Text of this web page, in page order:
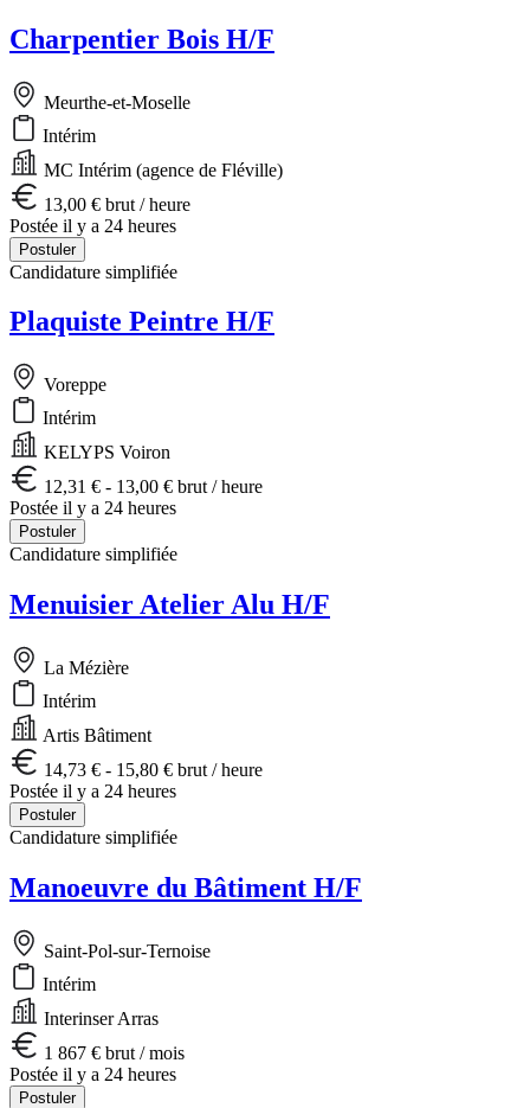
Charpentier Bois H/F
Meurthe-et-Moselle
Intérim
MC Intérim (agence de Fléville)
13,00 € brut / heure
Postée il y a 24 heures
Postuler
Candidature simplifiée
Plaquiste Peintre H/F
Voreppe
Intérim
KELYPS Voiron
12,31 € - 13,00 € brut / heure
Postée il y a 24 heures
Postuler
Candidature simplifiée
Menuisier Atelier Alu H/F
La Mézière
Intérim
Artis Bâtiment
14,73 € - 15,80 € brut / heure
Postée il y a 24 heures
Postuler
Candidature simplifiée
Manoeuvre du Bâtiment H/F
Saint-Pol-sur-Ternoise
Intérim
Interinser Arras
1 867 € brut / mois
Postée il y a 24 heures
Postuler